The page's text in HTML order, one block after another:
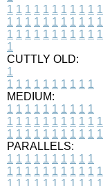
1 1 1 1 1 1 1 1 1 1 1
1 1 1 1 1 1 1 1 1 1 1
1 1 1 1 1 1 1 1 1 1 1
1
CUTTLY OLD:
1
1 1 1 1 1 1 1 1 1 1
MEDIUM:
1 1 1 1 1 1 1 1 1 1
1 1 1 1 1 1 1 1 1 1 1
1 1 1 1 1 1 1 1 1 1 1
PARALLELS:
1 1 1 1 1 1 1 1 1 1
1 1 1 1 1 1 1 1 1 1 1